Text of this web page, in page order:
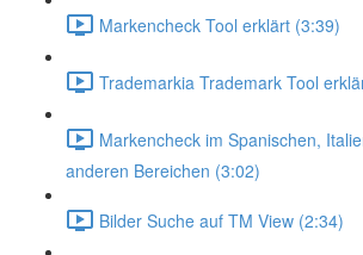
Markencheck Tool erklärt (3:39)
Trademarkia Trademark Tool
Markencheck im Spanischen,
anderen Bereichen (3:02)
Bilder Suche auf TM View (2:34)